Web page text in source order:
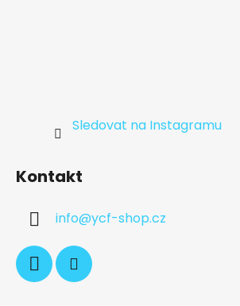
Sledovat na Instagramu
Kontakt
info@ycf-shop.cz